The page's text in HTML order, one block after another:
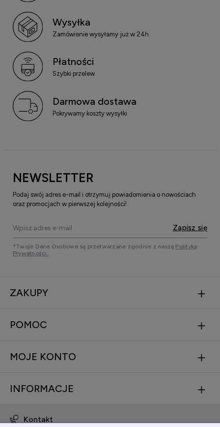
Wysyłka
Zamówienie wysyłamy już w 24h
Płatności
Szybki przelew
Darmowa dostawa
Pokrywamy koszty wysyłki
NEWSLETTER
Podaj swój adres e-mail i otrzymuj powiadomienia o nowościach
oraz promocjach w pierwszej kolejności!
Zapisz się
*Twoje Dane Osobowe są przetwarzane zgodnie z naszą Polityką
Prywatności.
ZAKUPY
POMOC
MOJE KONTO
INFORMACJE
Kontakt